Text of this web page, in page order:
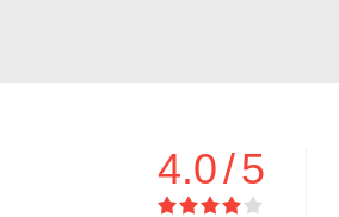
4.0/5